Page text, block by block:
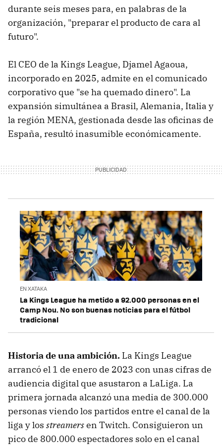
durante seis meses para, en palabras de la
organización, "preparar el producto de cara al
futuro".
El CEO de la Kings League, Djamel Agaoua,
incorporado en 2025, admite en el comunicado
corporativo que "se ha quemado dinero". La
expansión simultánea a Brasil, Alemania, Italia y
la región MENA, gestionada desde las oficinas de
España, resultó inasumible económicamente.
EN XATAKA
La Kings League ha metido a 92.000 personas en el
Camp Nou. No son buenas noticias para el fútbol
tradicional
Historia de una ambición. La Kings League
arrancó el 1 de enero de 2023 con unas cifras de
audiencia digital que asustaron a LaLiga. La
primera jornada alcanzó una media de 300.000
personas viendo los partidos entre el canal de la
liga y los streamersen Twitch. Consiguieron un
pico de 800.000 espectadores solo en el canal